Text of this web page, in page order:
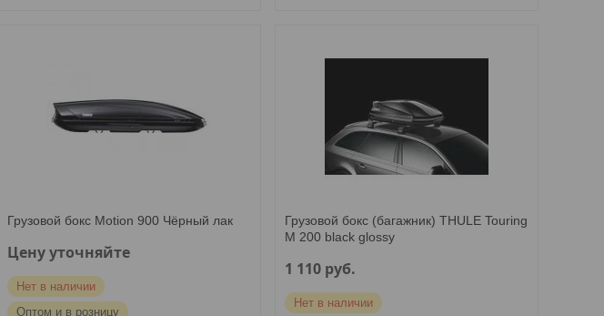
Грузовой бокс Motion 900 Чёрный лак
Цену уточняйте
Нет в наличии
Оптом и в розницу
Грузовой бокс (багажник) THULE Touring
M 200 black glossy
1 110 руб.
Нет в наличии